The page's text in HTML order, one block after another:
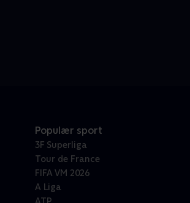
Populær sport
3F Superliga
Tour de France
FIFA VM 2026
A Liga